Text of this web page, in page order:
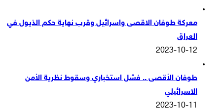
معركة طوفان الاقصى واسرائيل وقرب نهاية حكم الذيول في
العراق
2023-10-12
طوفان الأقصى .. فشل استخباري وسقوط نظرية الأمن
الاسرائيلي
2023-10-11